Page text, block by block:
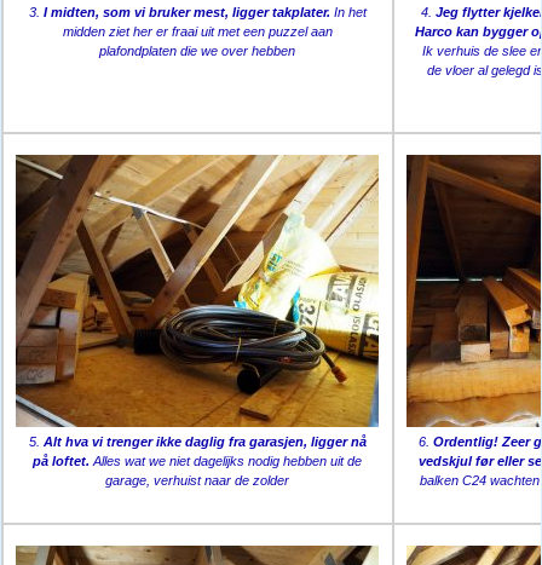
3. I midten, som vi bruker mest, ligger takplater. In het
midden ziet her er fraai uit met een puzzel aan
plafondplaten die we over hebben
4. Jeg flytter
Harco kan bygger
Ik verhuis de slee
de vloer al gelegd
5. Alt hva vi trenger ikke daglig fra garasjen, ligger nå
på loftet. Alles wat we niet dagelijks nodig hebben uit de
garage, verhuist naar de zolder
6.Ordentlig! Zeer
vedskjul før eller
balken C24